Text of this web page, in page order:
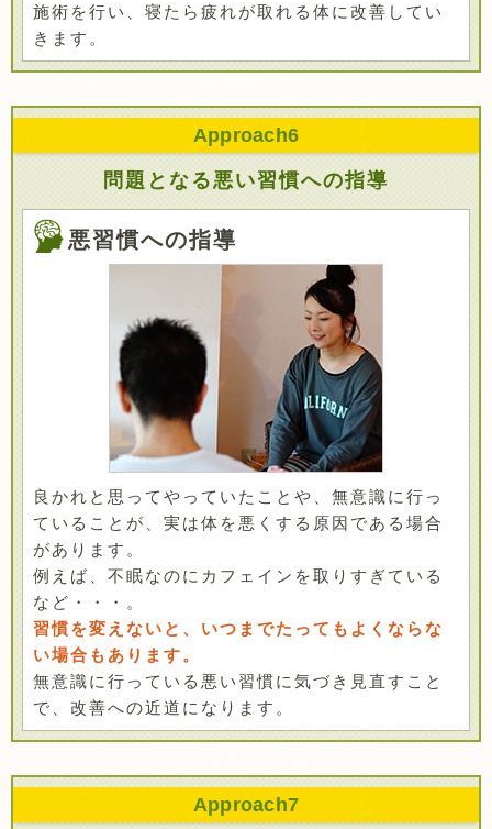
施術を行い、寝たら疲れが取れる体に改善してい
きます。
Approach6
問題となる悪い習慣への指導
悪習慣への指導
良かれと思ってやっていたことや、無意識に行っ
ていることが、実は体を悪くする原因である場合
があります。
例えば、不眠なのにカフェインを取りすぎている
など・・・。
習慣を変えないと、いつまでたってもよくならな
い場合もあります。
無意識に行っている悪い習慣に気づき見直すこと
で、改善への近道になります。
Approach7